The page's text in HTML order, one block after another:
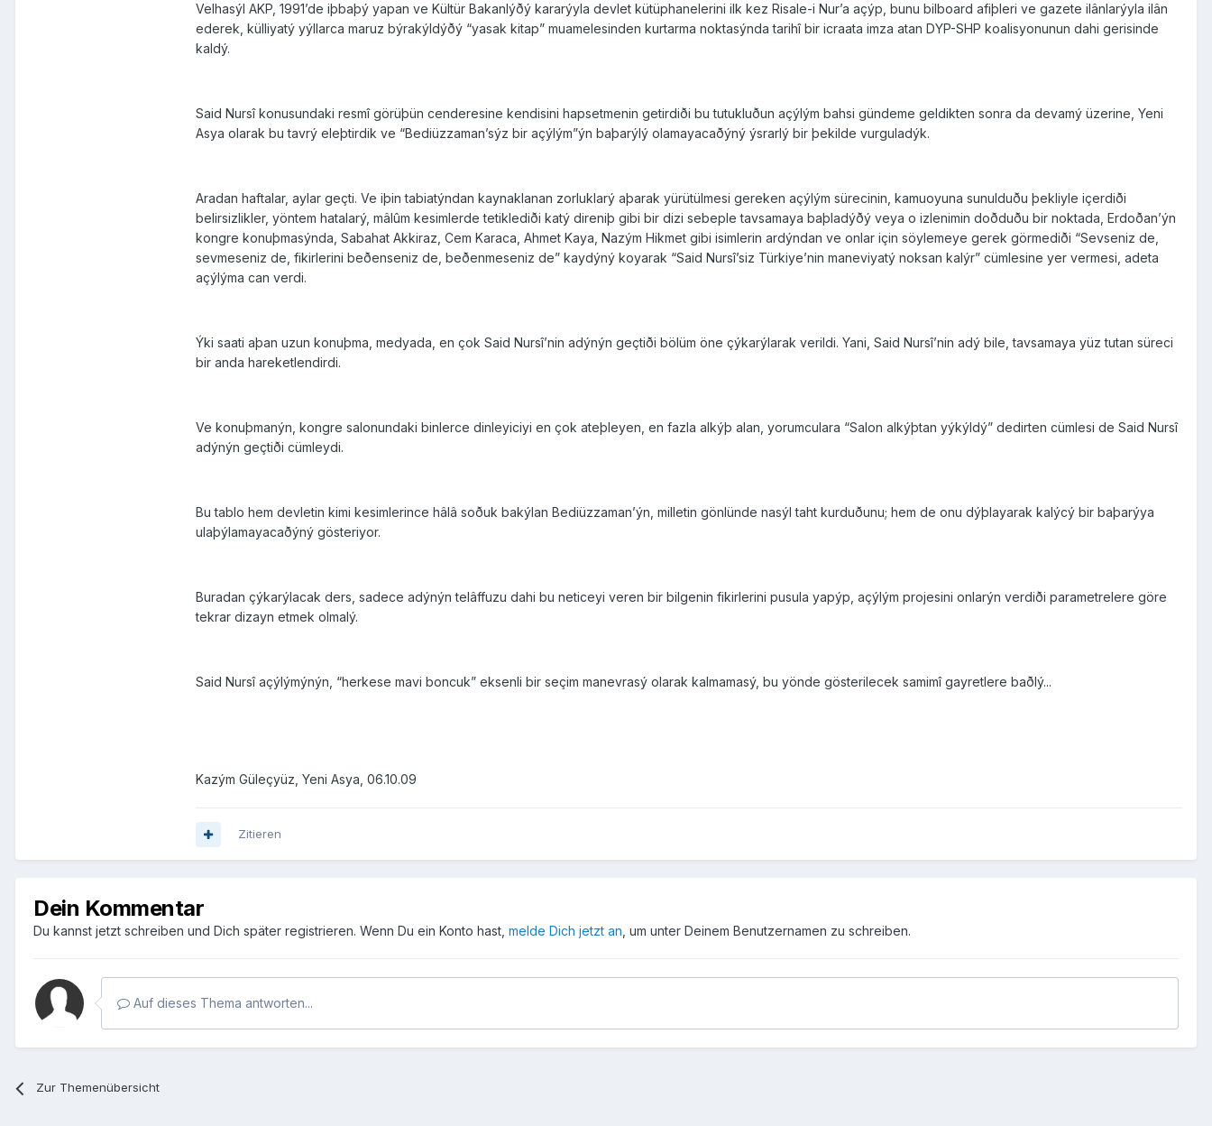
Velhasýl AKP, 1991’de iþbaþý yapan ve Kültür Bakanlýðý kararýyla devlet kütüphanelerini ilk kez Risale-i Nur’a açýp, bunu bilboard afiþleri ve gazete ilânlarýyla ilân
ederek, külliyatý yýllarca maruz býrakýldýðý “yasak kitap” muamelesinden kurtarma noktasýnda tarihî bir icraata imza atan DYP-SHP koalisyonunun dahi gerisinde
kaldý.
Said Nursî konusundaki resmî görüþün cenderesine kendisini hapsetmenin getirdiði bu tutukluðun açýlým bahsi gündeme geldikten sonra da devamý üzerine, Yeni
Asya olarak bu tavrý eleþtirdik ve “Bediüzzaman’sýz bir açýlým”ýn baþarýlý olamayacaðýný ýsrarlý bir þekilde vurguladýk.
Aradan haftalar, aylar geçti. Ve iþin tabiatýndan kaynaklanan zorluklarý aþarak yürütülmesi gereken açýlým sürecinin, kamuoyuna sunulduðu þekliyle içerdiði
belirsizlikler, yöntem hatalarý, mâlûm kesimlerde tetiklediði katý direniþ gibi bir dizi sebeple tavsamaya baþladýðý veya o izlenimin doðduðu bir noktada, Erdoðan’ýn
kongre konuþmasýnda, Sabahat Akkiraz, Cem Karaca, Ahmet Kaya, Nazým Hikmet gibi isimlerin ardýndan ve onlar için söylemeye gerek görmediði “Sevseniz de,
sevmeseniz de, fikirlerini beðenseniz de, beðenmeseniz de” kaydýný koyarak “Said Nursî’siz Türkiye’nin maneviyatý noksan kalýr” cümlesine yer vermesi, adeta
açýlýma can verdi.
Ýki saati aþan uzun konuþma, medyada, en çok Said Nursî’nin adýnýn geçtiði bölüm öne çýkarýlarak verildi. Yani, Said Nursî’nin adý bile, tavsamaya yüz tutan süreci
bir anda hareketlendirdi.
Ve konuþmanýn, kongre salonundaki binlerce dinleyiciyi en çok ateþleyen, en fazla alkýþ alan, yorumculara “Salon alkýþtan yýkýldý” dedirten cümlesi de Said Nursî
adýnýn geçtiði cümleydi.
Bu tablo hem devletin kimi kesimlerince hâlâ soðuk bakýlan Bediüzzaman’ýn, milletin gönlünde nasýl taht kurduðunu; hem de onu dýþlayarak kalýcý bir baþarýya
ulaþýlamayacaðýný gösteriyor.
Buradan çýkarýlacak ders, sadece adýnýn telâffuzu dahi bu neticeyi veren bir bilgenin fikirlerini pusula yapýp, açýlým projesini onlarýn verdiði parametrelere göre
tekrar dizayn etmek olmalý.
Said Nursî açýlýmýnýn, “herkese mavi boncuk” eksenli bir seçim manevrasý olarak kalmamasý, bu yönde gösterilecek samimî gayretlere baðlý...
Kazým Güleçyüz, Yeni Asya, 06.10.09
Zitieren
Dein Kommentar
Du kannst jetzt schreiben und Dich später registrieren. Wenn Du ein Konto hast, melde Dich jetzt an , um unter Deinem Benutzernamen zu schreiben.
Auf dieses Thema antworten...
Zur Themenübersicht